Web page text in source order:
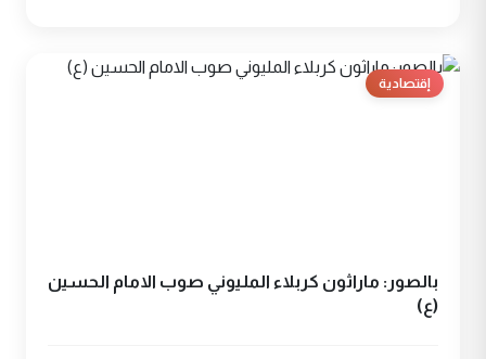
إقتصادية
بالصور: ماراثون كربلاء المليوني صوب الامام الحسين
(ع)